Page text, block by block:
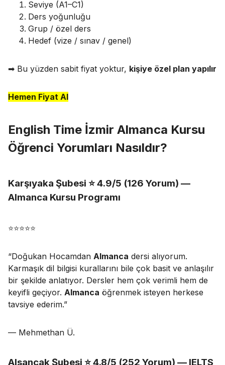
Seviye (A1–C1)
Ders yoğunluğu
Grup / özel ders
Hedef (vize / sınav / genel)
➡ Bu yüzden sabit fiyat yoktur, kişiye özel plan yapılır
Hemen Fiyat Al
English Time İzmir Almanca Kursu
Öğrenci Yorumları Nasıldır?
Karşıyaka Şubesi ⭐ 4.9/5 (126 Yorum) —
Almanca Kursu Programı
⭐⭐⭐⭐⭐
“Doğukan Hocamdan Almanca dersi alıyorum.
Karmaşık dil bilgisi kurallarını bile çok basit ve anlaşılır
bir şekilde anlatıyor. Dersler hem çok verimli hem de
keyifli geçiyor. Almanca öğrenmek isteyen herkese
tavsiye ederim.”
— Mehmethan Ü.
Alsancak Şubesi ⭐ 4.8/5 (252 Yorum) — IELTS